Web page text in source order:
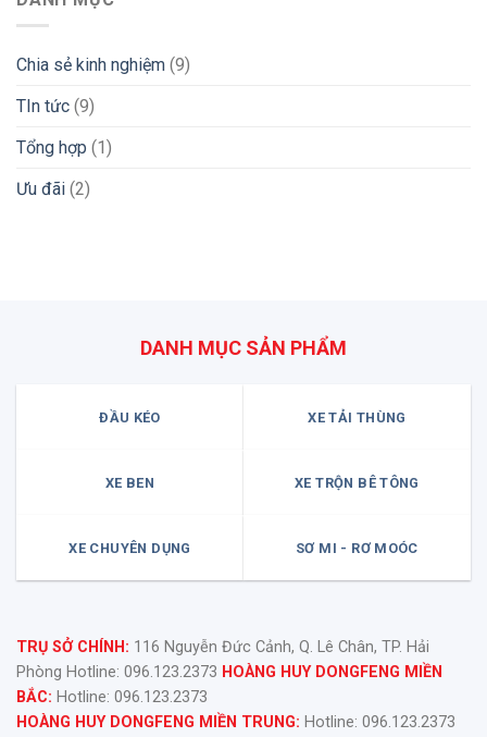
Chia sẻ kinh nghiệm (9)
TIn tức (9)
Tổng hợp (1)
Ưu đãi (2)
DANH MỤC SẢN PHẨM
ĐẦU KÉO XE TẢI THÙNG
XE BEN XE TRỘN BÊ TÔNG
XE CHUYÊN DỤNG SƠ MI - RƠ MOÓC
TRỤ SỞ CHÍNH: 116 Nguyễn Đức Cảnh, Q. Lê Chân, TP. Hải
Phòng Hotline: 096.123.2373 HOÀNG HUY DONGFENG MIỀN
BẮC: Hotline: 096.123.2373
HOÀNG HUY DONGFENG MIỀN TRUNG: Hotline: 096.123.2373